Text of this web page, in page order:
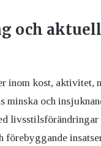
och
inom kost,
minska och
förebyggande